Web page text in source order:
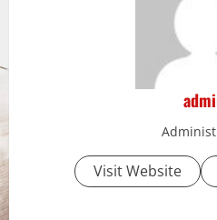
Visit Website